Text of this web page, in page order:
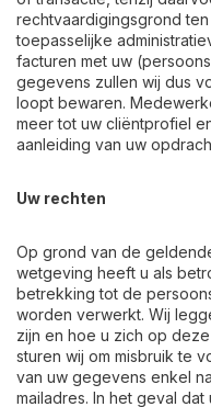
rechtvaardigingsgrond
toepasselijke
facturen met uw
gegevens zullen wij dus
loopt bewaren.
meer tot uw cliëntprofiel
aanleiding van uw
Uw rechten
Op grond van de
wetgeving heeft u als
betrekking tot de
worden verwerkt. Wij
zijn en hoe u zich op
sturen wij om misbruik te
van uw gegevens enkel
mailadres. In het geval